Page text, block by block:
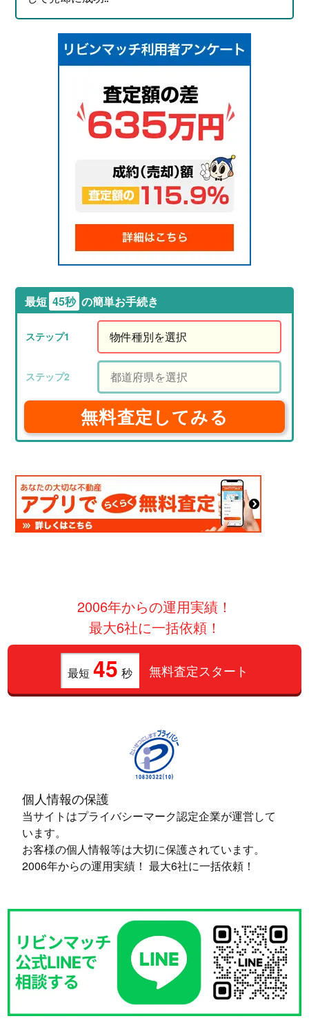
最短 45秒 の簡単お手続き
無料査定してみる
2006年からの運用実績！
最大6社に一括依頼！
最短 45 秒 無料査定スタート
個人情報の保護
当サイトはプライバシーマーク認定企業が運営して
います。
お客様の個人情報等は大切に保護されています。
2006年からの運用実績！ 最大6社に一括依頼！